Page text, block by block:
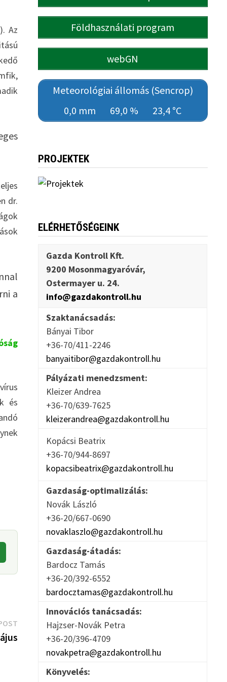
Az
dr.
a
és
Next
post:
Földhasználati program
webGN
Meteorológiai állomás (Sencrop)
0,0 mm
69,0 % 23,4 °C
PROJEKTEK
ELÉRHETŐSÉGEINK
Gazda Kontroll Kft.
9200 Mosonmagyaróvár,
Ostermayer u. 24.
info@gazdakontroll.hu
Szaktanácsadás:
Bányai Tibor
+36-70/411-2246
banyaitibor@gazdakontroll.hu
Pályázati menedzsment:
Kleizer Andrea
+36-70/639-7625
kleizerandrea@gazdakontroll.hu
Kopácsi Beatrix
+36-70/944-8697
kopacsibeatrix@gazdakontroll.hu
Gazdaság-optimalizálás:
Novák László
+36-20/667-0690
novaklaszlo@gazdakontroll.hu
Gazdaság-átadás:
Bardocz Tamás
+36-20/392-6552
bardocztamas@gazdakontroll.hu
Innovációs tanácsadás:
Hajzser-Novák Petra
+36-20/396-4709
novakpetra@gazdakontroll.hu
Könyvelés: